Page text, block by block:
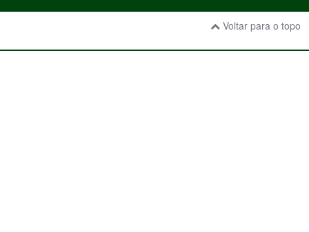
Voltar para o topo